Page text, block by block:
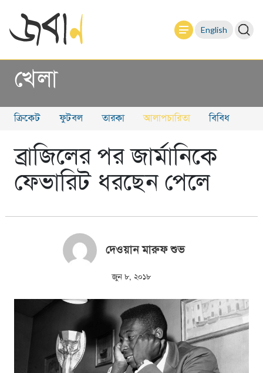
English
খেলা
ক্রিকেট ফুটবল তারকা আলাপচারিতা বিবিধ
ব্রাজিলের পর জার্মানিকে
ফেভারিট ধরছেন পেলে
দেওয়ান মারুফ শুভ
জুন ৮, ২০১৮